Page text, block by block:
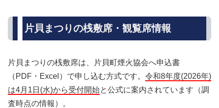
片貝まつりの桟敷席・観覧席情報
片貝まつりの桟敷席は、片貝町煙火協会へ申込書
（PDF・Excel）で申し込む方式です。 令和8年度(2026年)
は4月1日(水)から受付開始と公式に案内されています（調
査時点の情報）。